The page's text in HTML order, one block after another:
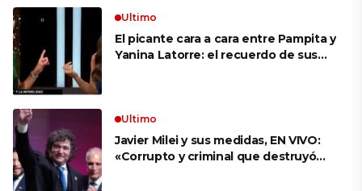
Ultimo
El picante cara a cara entre Pampita y
Yanina Latorre: el recuerdo de sus
Ultimo
Javier Milei y sus medidas, EN VIVO:
«Corrupto y criminal que destruyó